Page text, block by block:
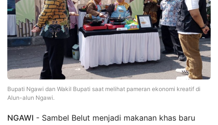
Bupati Ngawi dan Wakil Bupati saat melihat pameran ekonomi kreatif di
Alun-alun Ngawi.
NGAWI - Sambel Belut menjadi makanan khas baru